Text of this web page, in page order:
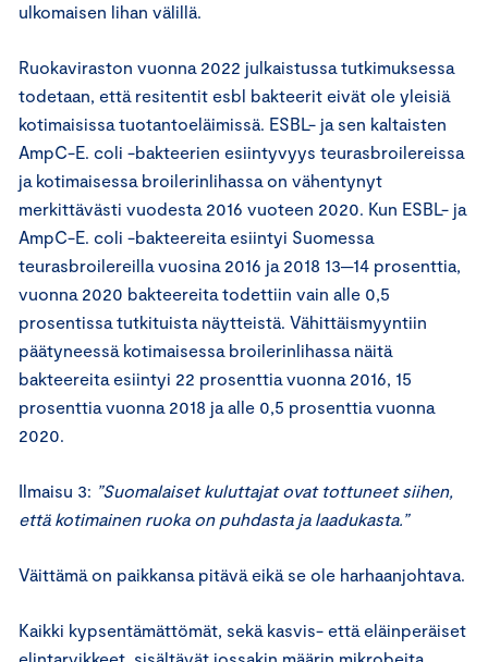
ulkomaisen lihan välillä.
Ruokaviraston vuonna 2022 julkaistussa tutkimuksessa
todetaan, että resitentit esbl bakteerit eivät ole yleisiä
kotimaisissa tuotantoeläimissä. ESBL- ja sen kaltaisten
AmpC-E. coli -bakteerien esiintyvyys teurasbroilereissa
ja kotimaisessa broilerinlihassa on vähentynyt
merkittävästi vuodesta 2016 vuoteen 2020. Kun ESBL- ja
AmpC-E. coli -bakteereita esiintyi Suomessa
teurasbroilereilla vuosina 2016 ja 2018 13─14 prosenttia,
vuonna 2020 bakteereita todettiin vain alle 0,5
prosentissa tutkituista näytteistä. Vähittäismyyntiin
päätyneessä kotimaisessa broilerinlihassa näitä
bakteereita esiintyi 22 prosenttia vuonna 2016, 15
prosenttia vuonna 2018 ja alle 0,5 prosenttia vuonna
2020.
Ilmaisu 3: ”Suomalaiset kuluttajat ovat tottuneet siihen,
että kotimainen ruoka on puhdasta ja laadukasta.”
Väittämä on paikkansa pitävä eikä se ole harhaanjohtava.
Kaikki kypsentämättömät, sekä kasvis- että eläinperäiset